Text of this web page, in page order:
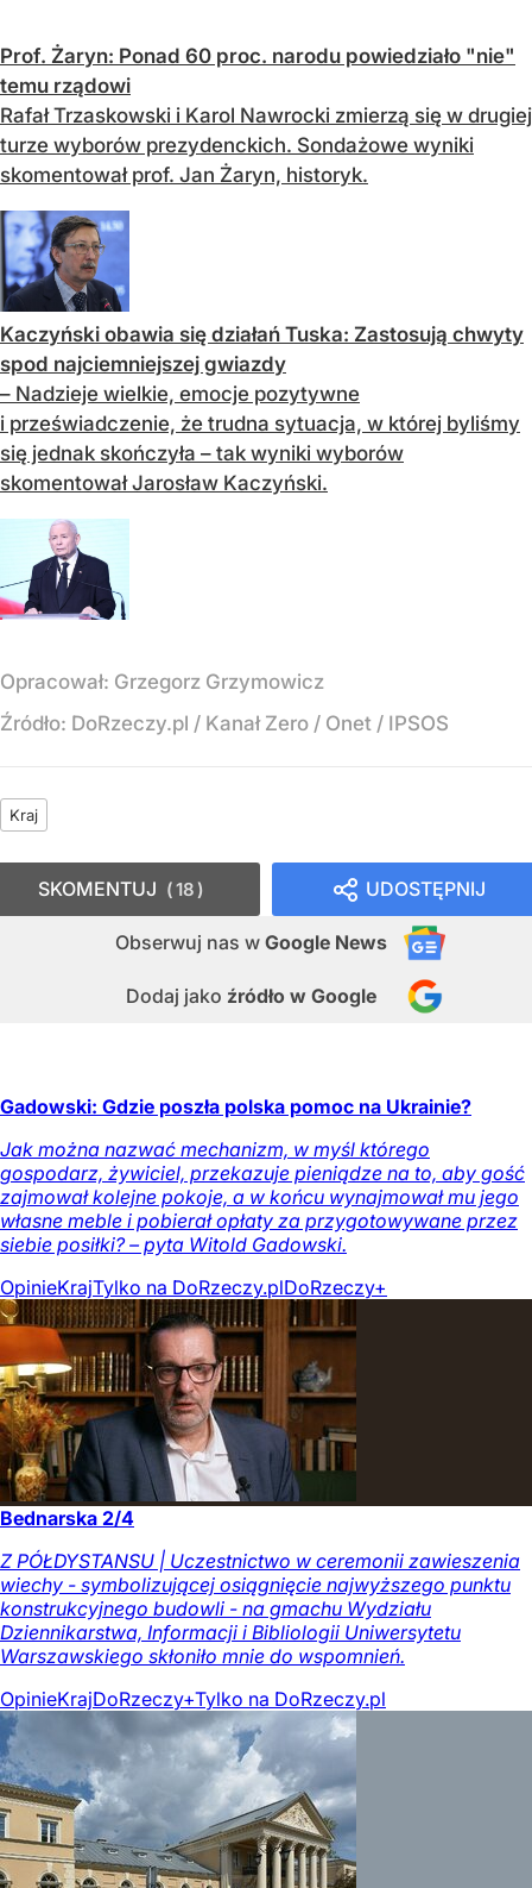
Prof. Żaryn: Ponad 60 proc. narodu powiedziało "nie"
temu rządowi
Rafał Trzaskowski i Karol Nawrocki zmierzą się w drugiej
turze wyborów prezydenckich. Sondażowe wyniki
skomentował prof. Jan Żaryn, historyk.
Kaczyński obawia się działań Tuska: Zastosują chwyty
spod najciemniejszej gwiazdy
– Nadzieje wielkie, emocje pozytywne
i przeświadczenie, że trudna sytuacja, w której byliśmy
się jednak skończyła – tak wyniki wyborów
skomentował Jarosław Kaczyński.
Opracował: Grzegorz Grzymowicz
Źródło: DoRzeczy.pl / Kanał Zero / Onet / IPSOS
Kraj
UDOSTĘPNIJ
Obserwuj nas w Google News
Dodaj jako źródło w Google
SKOMENTUJ 18
Gadowski: Gdzie poszła polska pomoc na Ukrainie?
Jak można nazwać mechanizm, w myśl którego
gospodarz, żywiciel, przekazuje pieniądze na to, aby gość
zajmował kolejne pokoje, a w końcu wynajmował mu jego
własne meble i pobierał opłaty za przygotowywane przez
siebie posiłki? – pyta Witold Gadowski.
OpinieKrajTylko na DoRzeczy.plDoRzeczy+
Bednarska 2/4
Z PÓŁDYSTANSU | Uczestnictwo w ceremonii zawieszenia
wiechy - symbolizującej osiągnięcie najwyższego punktu
konstrukcyjnego budowli - na gmachu Wydziału
Dziennikarstwa, Informacji i Bibliologii Uniwersytetu
Warszawskiego skłoniło mnie do wspomnień.
OpinieKrajDoRzeczy+Tylko na DoRzeczy.pl